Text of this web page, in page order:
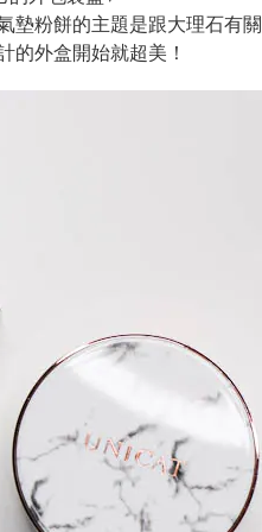
粉餅的主題是跟大理石有
的外盒開始就超美！